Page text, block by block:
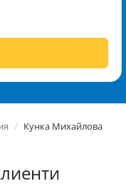
Кунка Михайлова